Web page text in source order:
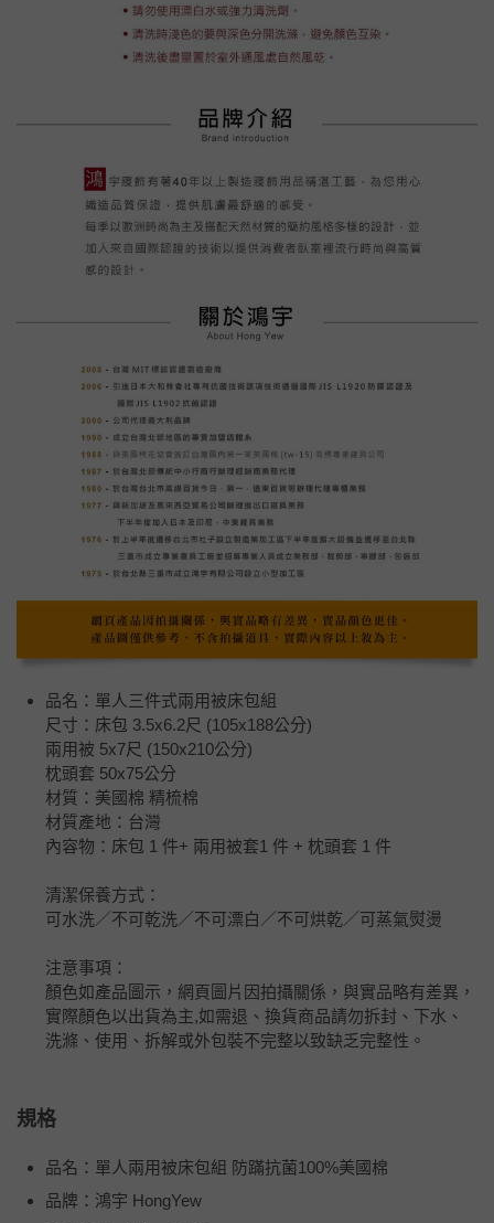
品名：單人三件式兩用被床包組
尺寸：床包 3.5x6.2尺 (105x188公分)
兩用被 5x7尺 (150x210公分)
枕頭套 50x75公分
材質：美國棉 精梳棉
材質產地：台灣
內容物：床包 1 件+ 兩用被套1 件 + 枕頭套 1 件
清潔保養方式：
可水洗／不可乾洗／不可漂白／不可烘乾／可蒸氣熨燙
注意事項：
顏色如產品圖示，網頁圖片因拍攝關係，與實品略有差異，
實際顏色以出貨為主,如需退、換貨商品請勿拆封、下水、
洗滌、使用、拆解或外包裝不完整以致缺乏完整性。
規格
品名：單人兩用被床包組 防蹣抗菌100%美國棉
品牌：鴻宇 HongYew